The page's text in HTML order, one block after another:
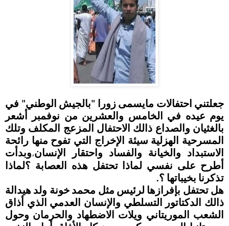
جعلتني احتفالات مايسمى زورا "بالجيش الوطني" في
يوم عيده في الخامس والعشرين من نوفمبر أشعر
بالغثيان والصداع ذالك الاحتفال المزعج المكلف وتلك
المسرحية الهزلية سيئة الإخراج التي تفوح منها رائحة
الاستبداد والخيانة والفساد واحتقار الإنسان،وبدأت
أطرح على نفسي لماذا تحتفل هذه العصابة ؟لماذا
تذكرنا بخيباتها ؟.
هل تحتفل بإفرازها لرئيس مثل محمد خونة ولد هيدالة
ذالك الدكتاتور التسلطي والإنسان العدمي الذي أذاق
الشعب الموريتاني ويلات الاضطهاد والحرمان وحول